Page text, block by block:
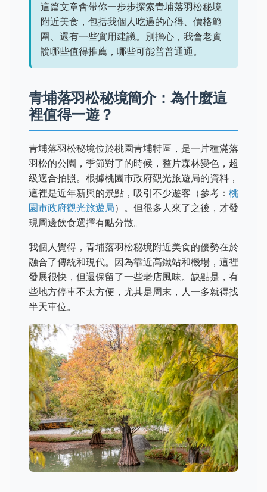
這篇文章會帶你一步步探索青埔落羽松秘境
附近美食，包括我個人吃過的心得、價格範
圍、還有一些實用建議。別擔心，我會老實
說哪些值得推薦，哪些可能普普通通。
青埔落羽松秘境簡介：為什麼這
裡值得一遊？
青埔落羽松秘境位於桃園青埔特區，是一片種滿落
羽松的公園，季節對了的時候，整片森林變色，超
級適合拍照。根據桃園市政府觀光旅遊局的資料，
這裡是近年新興的景點，吸引不少遊客（參考： 桃
園市政府觀光旅遊局）。但很多人來了之後，才發
現周邊飲食選擇有點分散。
我個人覺得，青埔落羽松秘境附近美食的優勢在於
融合了傳統和現代。因為靠近高鐵站和機場，這裡
發展很快，但還保留了一些老店風味。缺點是，有
些地方停車不太方便，尤其是周末，人一多就得找
半天車位。